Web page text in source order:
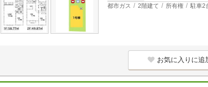
都市ガス 2階建て 所有権 駐車2
お気に入りに追